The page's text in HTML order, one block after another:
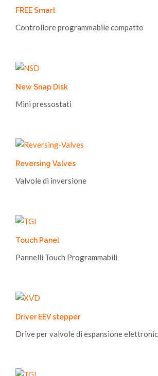
FREE Smart
Controllore programmabile compatto
New Snap Disk
Mini pressostati
Reversing Valves
Valvole di inversione
Touch Panel
Pannelli Touch Programmabili
Driver EEV stepper
Drive per valvole di espansione